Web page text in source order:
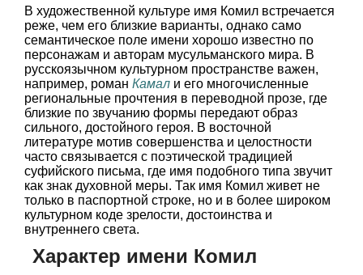
В художественной культуре имя Комил встречается
реже, чем его близкие варианты, однако само
семантическое поле имени хорошо известно по
персонажам и авторам мусульманского мира. В
русскоязычном культурном пространстве важен,
например, роман Камал и его многочисленные
региональные прочтения в переводной прозе, где
близкие по звучанию формы передают образ
сильного, достойного героя. В восточной
литературе мотив совершенства и целостности
часто связывается с поэтической традицией
суфийского письма, где имя подобного типа звучит
как знак духовной меры. Так имя Комил живет не
только в паспортной строке, но и в более широком
культурном коде зрелости, достоинства и
внутреннего света.
Характер имени Комил